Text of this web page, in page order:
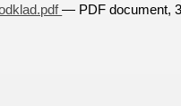
— PDF document,